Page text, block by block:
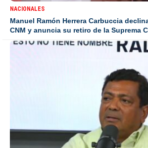
NACIONALES
Manuel Ramón Herrera Carbuccia
CNM y anuncia su retiro de la Suprema